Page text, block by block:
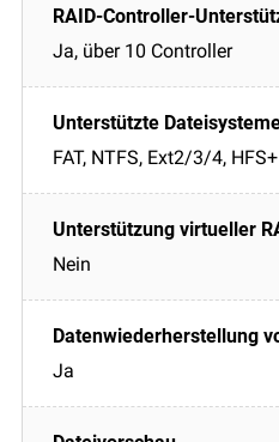
Ja, über 10 Controller
FAT, NTFS, Ext2/3/4, HFS+
Nein
Ja